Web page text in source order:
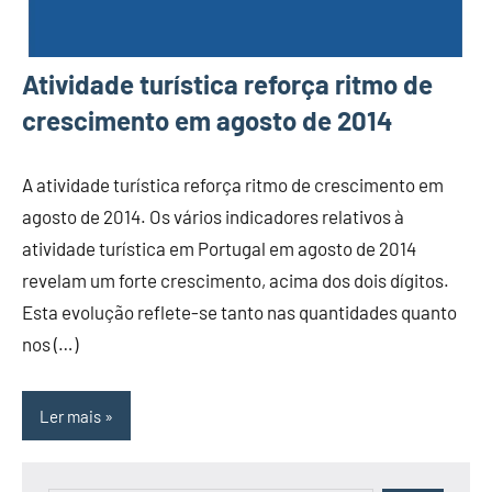
Atividade turística reforça ritmo de
crescimento em agosto de 2014
A atividade turística reforça ritmo de crescimento em
agosto de 2014. Os vários indicadores relativos à
atividade turística em Portugal em agosto de 2014
revelam um forte crescimento, acima dos dois dígitos.
Esta evolução reflete-se tanto nas quantidades quanto
nos (…)
Ler mais